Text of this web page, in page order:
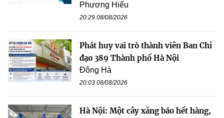
Phương Hiếu
20:29 08/08/2026
Phát huy vai trò thành viên Ban Chỉ
đạo 389 Thành phố Hà Nội
Đông Hà
20:03 08/08/2026
Hà Nội: Một cây xăng báo hết hàng,